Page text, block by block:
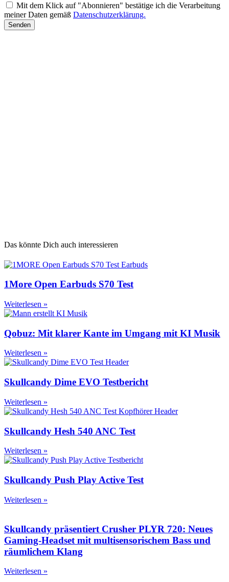
Mit dem Klick auf "Abonnieren" bestätige ich die Verarbeitung
meiner Daten gemäß Datenschutzerklärung.
Senden
Das könnte Dich auch interessieren
1More Open Earbuds S70 Test
Weiterlesen »
Qobuz: Mit klarer Kante im Umgang mit KI Musik
Weiterlesen »
Skullcandy Dime EVO Testbericht
Weiterlesen »
Skullcandy Hesh 540 ANC Test
Weiterlesen »
Skullcandy Push Play Active Test
Weiterlesen »
Skullcandy präsentiert Crusher PLYR 720: Neues
Gaming-Headset mit multisensorischem Bass und
räumlichem Klang
Weiterlesen »